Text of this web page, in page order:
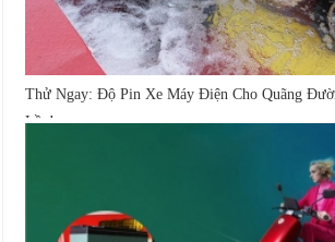
Thử Ngay: Độ Pin Xe Máy Điện Cho Quãng
Lần!